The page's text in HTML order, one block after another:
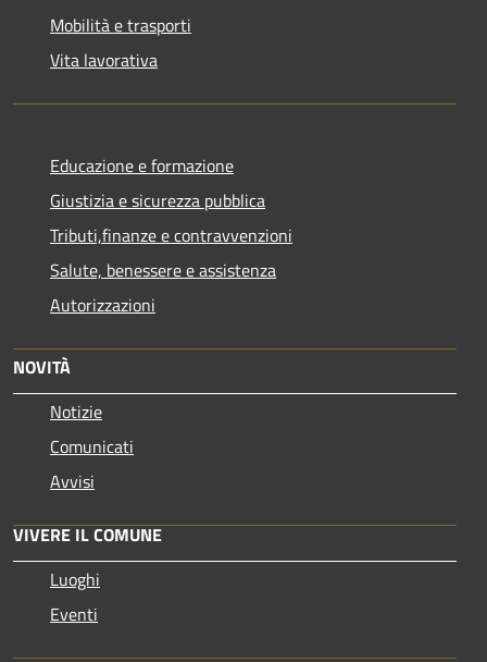
Mobilità e trasporti
Vita lavorativa
Educazione e formazione
Giustizia e sicurezza pubblica
Tributi,finanze e contravvenzioni
Salute, benessere e assistenza
Autorizzazioni
NOVITÀ
Notizie
Comunicati
Avvisi
VIVERE IL COMUNE
Luoghi
Eventi